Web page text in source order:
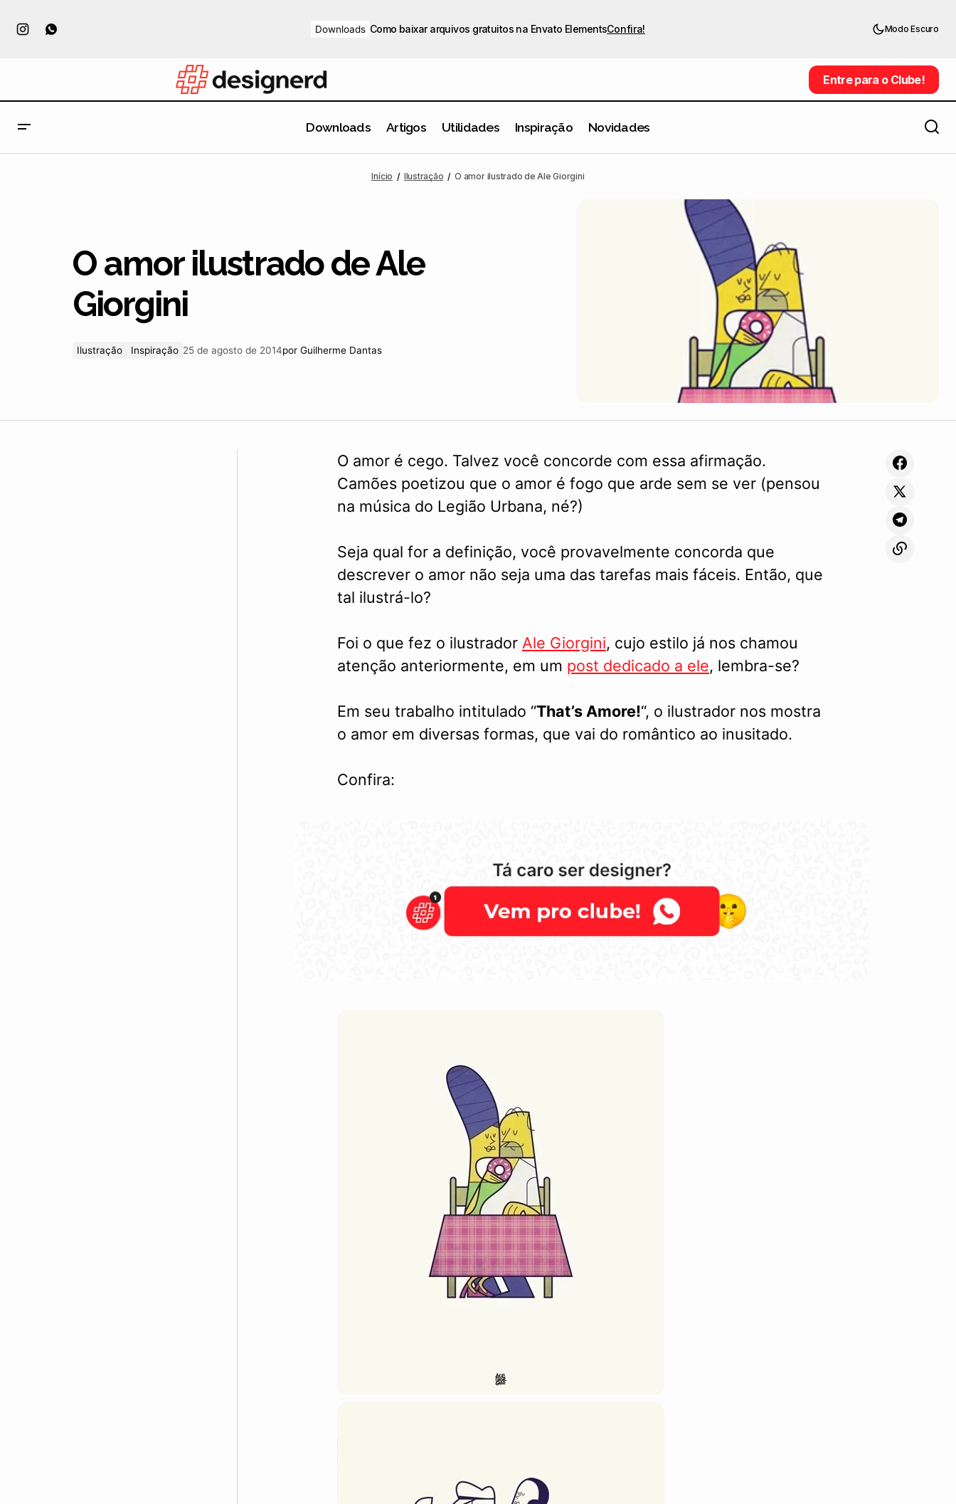
Downloads Como baixar arquivos gratuitos na Envato ElementsConfira! Modo Escuro
Entre para o Clube!
Entre para o Clube!
Downloads Artigos Utilidades Inspiração Novidades
Ilustração Inspiração O amor ilustrado de Ale Giorgini
Início Ilustração O amor ilustrado de Ale Giorgini
O amor ilustrado de Ale
Giorgini
Ilustração Inspiração 25 de agosto de 2014por Guilherme Dantas
O amor é cego. Talvez você concorde com essa afirmação.
Camões poetizou que o amor é fogo que arde sem se ver (pensou
na música do Legião Urbana, né?)
Seja qual for a definição, você provavelmente concorda que
descrever o amor não seja uma das tarefas mais fáceis. Então, que
tal ilustrá-lo?
Foi o que fez o ilustrador Ale Giorgini, cujo estilo já nos chamou
atenção anteriormente, em um post dedicado a ele, lembra-se?
Em seu trabalho intitulado “That’s Amore!“, o ilustrador nos mostra
o amor em diversas formas, que vai do romântico ao inusitado.
Confira: